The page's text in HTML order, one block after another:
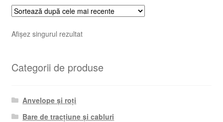
Afișez singurul rezultat
Categorii de produse
Anvelope și roți
Bare de tracțiune și cabluri